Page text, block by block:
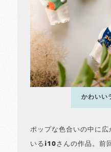
かわいい
ポップな色合いの中に
いるi10さんの作品。前